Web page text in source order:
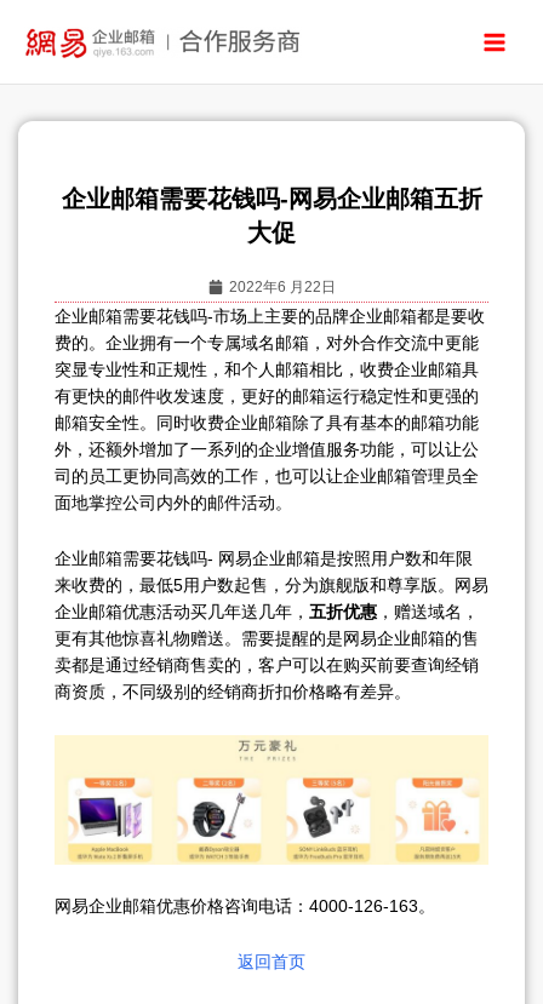
企业邮箱需要花钱吗-网易企业邮箱五折
大促
2022年6 月22日
企业邮箱需要花钱吗-市场上主要的品牌企业邮箱都是要收
费的。企业拥有一个专属域名邮箱，对外合作交流中更能
突显专业性和正规性，和个人邮箱相比，收费企业邮箱具
有更快的邮件收发速度，更好的邮箱运行稳定性和更强的
邮箱安全性。同时收费企业邮箱除了具有基本的邮箱功能
外，还额外增加了一系列的企业增值服务功能，可以让公
司的员工更协同高效的工作，也可以让企业邮箱管理员全
面地掌控公司内外的邮件活动。
企业邮箱需要花钱吗- 网易企业邮箱是按照用户数和年限
来收费的，最低5用户数起售，分为旗舰版和尊享版。网易
企业邮箱优惠活动买几年送几年， 五折优惠 ，赠送域名，
更有其他惊喜礼物赠送。需要提醒的是网易企业邮箱的售
卖都是通过经销商售卖的，客户可以在购买前要查询经销
商资质，不同级别的经销商折扣价格略有差异。
网易企业邮箱优惠价格咨询电话：4000-126-163。
返回首页